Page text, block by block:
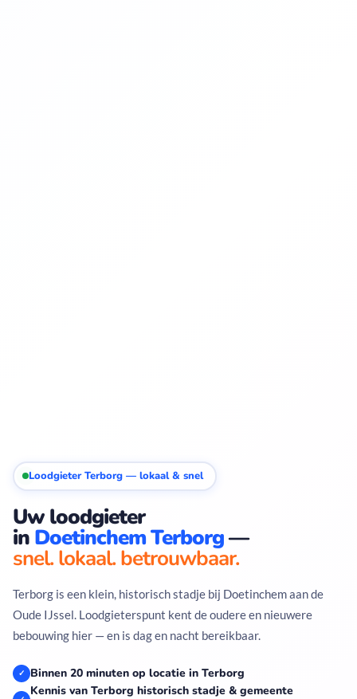
Loodgieter Terborg — lokaal & snel
Uw loodgieter
in Doetinchem Terborg—
snel. lokaal. betrouwbaar.
Terborg is een klein, historisch stadje bij Doetinchem aan de
Oude IJssel. Loodgieterspunt kent de oudere en nieuwere
bebouwing hier — en is dag en nacht bereikbaar.
✓ Binnen 20 minuten op locatie in Terborg
Kennis van Terborg historisch stadje & gemeente